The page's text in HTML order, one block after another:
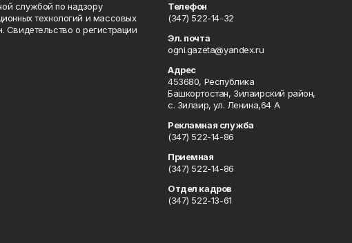
службой по надзору
технологий и массовых
Свидетельство о регистрации
Телефон
(347) 522-14-32
Эл. почта
ogni.gazeta@yandex.ru
Адрес
453680, Республика
Башкортостан, Зилаирский район,
с. Зилаир, ул. Ленина,64 А
Рекламная служба
(347) 522-14-86
Приемная
(347) 522-14-86
Отдел кадров
(347) 522-13-61